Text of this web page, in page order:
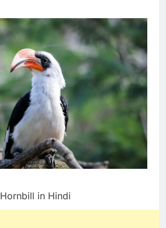
Hornbill in Hindi